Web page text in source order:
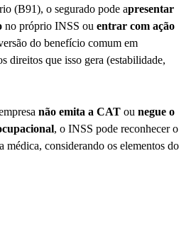
(B91), o segurado pode apresentar
no próprio INSS ouentrar com ação
do benefício comum em
direitos que isso gera (estabilidade,
não emita a CAT ounegue o
, o INSS pode reconhecer o
médica, considerando os elementos do